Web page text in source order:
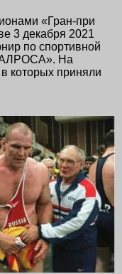
«Гран-при
3 декабря 2021
по спортивной
АЛРОСА». На
которых приняли